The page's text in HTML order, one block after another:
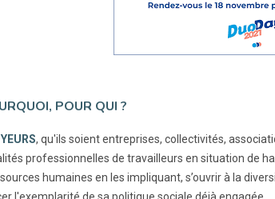
POUR QUI ?
, qu'ils soient entreprises, collectivités,
professionnelles de travailleurs en situation de
humaines en les impliquant, s’ouvrir à la